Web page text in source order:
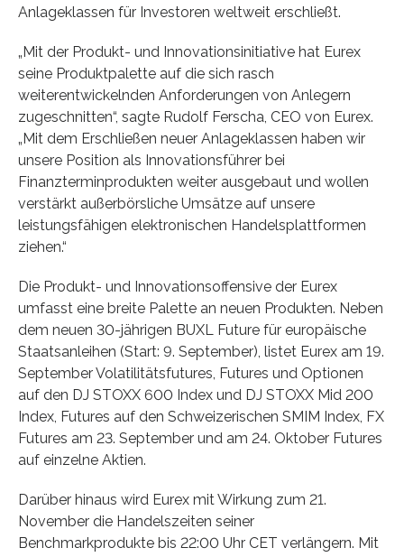
Anlageklassen für Investoren weltweit erschließt.
„Mit der Produkt- und Innovationsinitiative hat Eurex
seine Produktpalette auf die sich rasch
weiterentwickelnden Anforderungen von Anlegern
zugeschnitten“, sagte Rudolf Ferscha, CEO von Eurex.
„Mit dem Erschließen neuer Anlageklassen haben wir
unsere Position als Innovationsführer bei
Finanzterminprodukten weiter ausgebaut und wollen
verstärkt außerbörsliche Umsätze auf unsere
leistungsfähigen elektronischen Handelsplattformen
ziehen.“
Die Produkt- und Innovationsoffensive der Eurex
umfasst eine breite Palette an neuen Produkten. Neben
dem neuen 30-jährigen BUXL Future für europäische
Staatsanleihen (Start: 9. September), listet Eurex am 19.
September Volatilitätsfutures, Futures und Optionen
auf den DJ STOXX 600 Index und DJ STOXX Mid 200
Index, Futures auf den Schweizerischen SMIM Index, FX
Futures am 23. September und am 24. Oktober Futures
auf einzelne Aktien.
Darüber hinaus wird Eurex mit Wirkung zum 21.
November die Handelszeiten seiner
Benchmarkprodukte bis 22:00 Uhr CET verlängern. Mit